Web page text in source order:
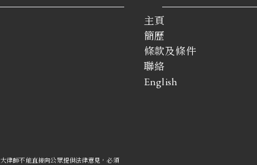
大律師不能直接向公眾提供法律意見 ，必須
主頁
簡歷
條款及條件
聯絡
English